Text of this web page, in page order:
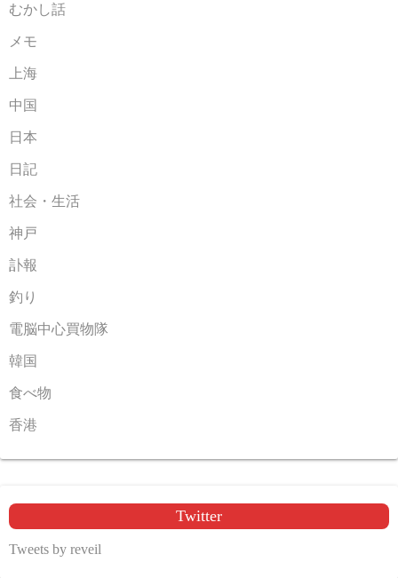
むかし話
メモ
上海
中国
日本
日記
社会・生活
神戸
訃報
釣り
電脳中心買物隊
韓国
食べ物
香港
Twitter
Tweets by reveil